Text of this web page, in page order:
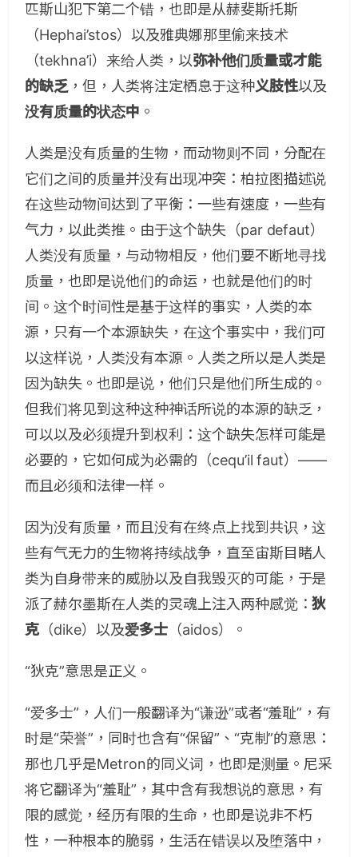
匹斯山犯下第二个错，也即是从赫斐斯托斯
（Hephai’stos）以及雅典娜那里偷来技术
（tekhna’i）来给人类，以弥补他们质量或才能
的缺乏，但，人类将注定栖息于这种义肢性以及
没有质量的状态中 。
人类是没有质量的生物，而动物则不同，分配在
它们之间的质量并没有出现冲突：柏拉图描述说
在这些动物间达到了平衡：一些有速度，一些有
气力，以此类推。由于这个缺失（par defaut）
人类没有质量，与动物相反，他们要不断地寻找
质量，也即是说他们的命运，也就是他们的时
间。这个时间性是基于这样的事实，人类的本
源，只有一个本源缺失，在这个事实中，我们可
以这样说，人类没有本源。人类之所以是人类是
因为缺失。也即是说，他们只是他们所生成的。
但我们将见到这种这种神话所说的本源的缺乏，
可以以及必须提升到权利：这个缺失怎样可能是
必要的，它如何成为必需的（cequ’il faut）——
而且必须和法律一样。
因为没有质量，而且没有在终点上找到共识，这
些有气无力的生物将持续战争，直至宙斯目睹人
类为自身带来的威胁以及自我毁灭的可能，于是
派了赫尔墨斯在人类的灵魂上注入两种感觉：狄
克 （dike）以及爱多士（aidos）。
“狄克”意思是正义。
“爱多士”，人们一般翻译为“谦逊”或者“羞耻”，有
时是“荣誉”，同时也含有“保留”、“克制”的意思：
那也几乎是Metron的同义词，也即是测量。尼采
将它翻译为“羞耻”，其中含有我想说的意思，有
限的感觉，经历有限的生命，也即是说非不朽
性，一种根本的脆弱，生活在错误以及堕落中，